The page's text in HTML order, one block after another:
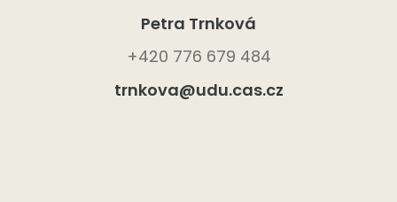
Petra Trnková
+420 776 679 484
trnkova@udu.cas.cz